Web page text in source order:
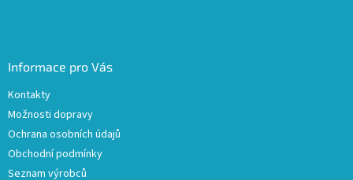
Informace pro Vás
Kontakty
Možnosti dopravy
Ochrana osobních údajů
Obchodní podmínky
Seznam výrobců